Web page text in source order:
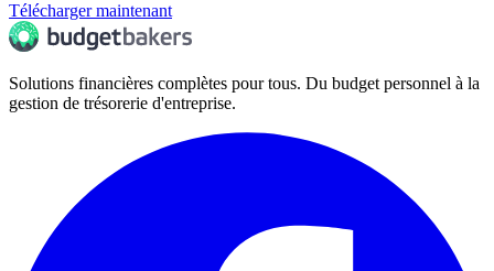
Télécharger maintenant
Solutions financières complètes pour tous. Du budget personnel à la
gestion de trésorerie d'entreprise.